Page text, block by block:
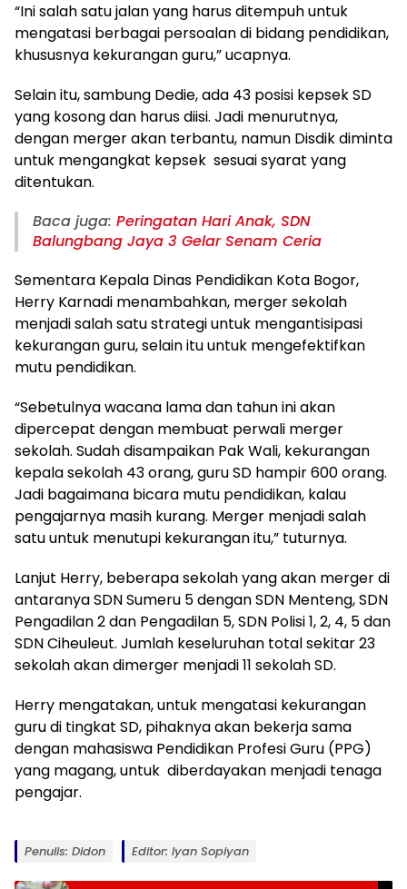
“Ini salah satu jalan yang harus ditempuh untuk
mengatasi berbagai persoalan di bidang pendidikan,
khususnya kekurangan guru,” ucapnya.
Selain itu, sambung Dedie, ada 43 posisi kepsek SD
yang kosong dan harus diisi. Jadi menurutnya,
dengan merger akan terbantu, namun Disdik diminta
untuk mengangkat kepsek sesuai syarat yang
ditentukan.
Baca juga: Peringatan Hari Anak, SDN
Balungbang Jaya 3 Gelar Senam Ceria
Sementara Kepala Dinas Pendidikan Kota Bogor,
Herry Karnadi menambahkan, merger sekolah
menjadi salah satu strategi untuk mengantisipasi
kekurangan guru, selain itu untuk mengefektifkan
mutu pendidikan.
“Sebetulnya wacana lama dan tahun ini akan
dipercepat dengan membuat perwali merger
sekolah. Sudah disampaikan Pak Wali, kekurangan
kepala sekolah 43 orang, guru SD hampir 600 orang.
Jadi bagaimana bicara mutu pendidikan, kalau
pengajarnya masih kurang. Merger menjadi salah
satu untuk menutupi kekurangan itu,” tuturnya.
Lanjut Herry, beberapa sekolah yang akan merger di
antaranya SDN Sumeru 5 dengan SDN Menteng, SDN
Pengadilan 2 dan Pengadilan 5, SDN Polisi 1, 2, 4, 5 dan
SDN Ciheuleut. Jumlah keseluruhan total sekitar 23
sekolah akan dimerger menjadi 11 sekolah SD.
Herry mengatakan, untuk mengatasi kekurangan
guru di tingkat SD, pihaknya akan bekerja sama
dengan mahasiswa Pendidikan Profesi Guru (PPG)
yang magang, untuk diberdayakan menjadi tenaga
pengajar.
Penulis: Didon Editor: Iyan Sopiyan